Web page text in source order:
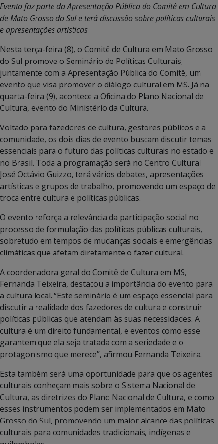
Evento faz parte da Apresentação Pública do Comitê em Cultura
de Mato Grosso do Sul e terá discussão sobre políticas culturais
e apresentações artísticas
Nesta terça-feira (8), o Comitê de Cultura em Mato Grosso
do Sul promove o Seminário de Políticas Culturais,
juntamente com a Apresentação Pública do Comitê, um
evento que visa promover o diálogo cultural em MS. Já na
quarta-feira (9), acontece a Oficina do Plano Nacional de
Cultura, evento do Ministério da Cultura.
Voltado para fazedores de cultura, gestores públicos e a
comunidade, os dois dias de evento buscam discutir temas
essenciais para o futuro das políticas culturais no estado e
no Brasil. Toda a programação será no Centro Cultural
José Octávio Guizzo, terá vários debates, apresentações
artísticas e grupos de trabalho, promovendo um espaço de
troca entre cultura e políticas públicas.
O evento reforça a relevância da participação social no
processo de formulação das políticas públicas culturais,
sobretudo em tempos de mudanças sociais e emergências
climáticas que afetam diretamente o fazer cultural.
A coordenadora geral do Comitê de Cultura em MS,
Fernanda Teixeira, destacou a importância do evento para
a cultura local. “Este seminário é um espaço essencial para
discutir a realidade dos fazedores de cultura e construir
políticas públicas que atendam às suas necessidades. A
cultura é um direito fundamental, e eventos como esse
garantem que ela seja tratada com a seriedade e o
protagonismo que merece”, afirmou Fernanda Teixeira.
Esta também será uma oportunidade para que os agentes
culturais conheçam mais sobre o Sistema Nacional de
Cultura, as diretrizes do Plano Nacional de Cultura, e como
esses instrumentos podem ser implementados em Mato
Grosso do Sul, promovendo um maior alcance das políticas
culturais para comunidades tradicionais, indígenas e